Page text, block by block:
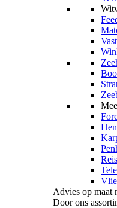
Advies op maat
Door ons